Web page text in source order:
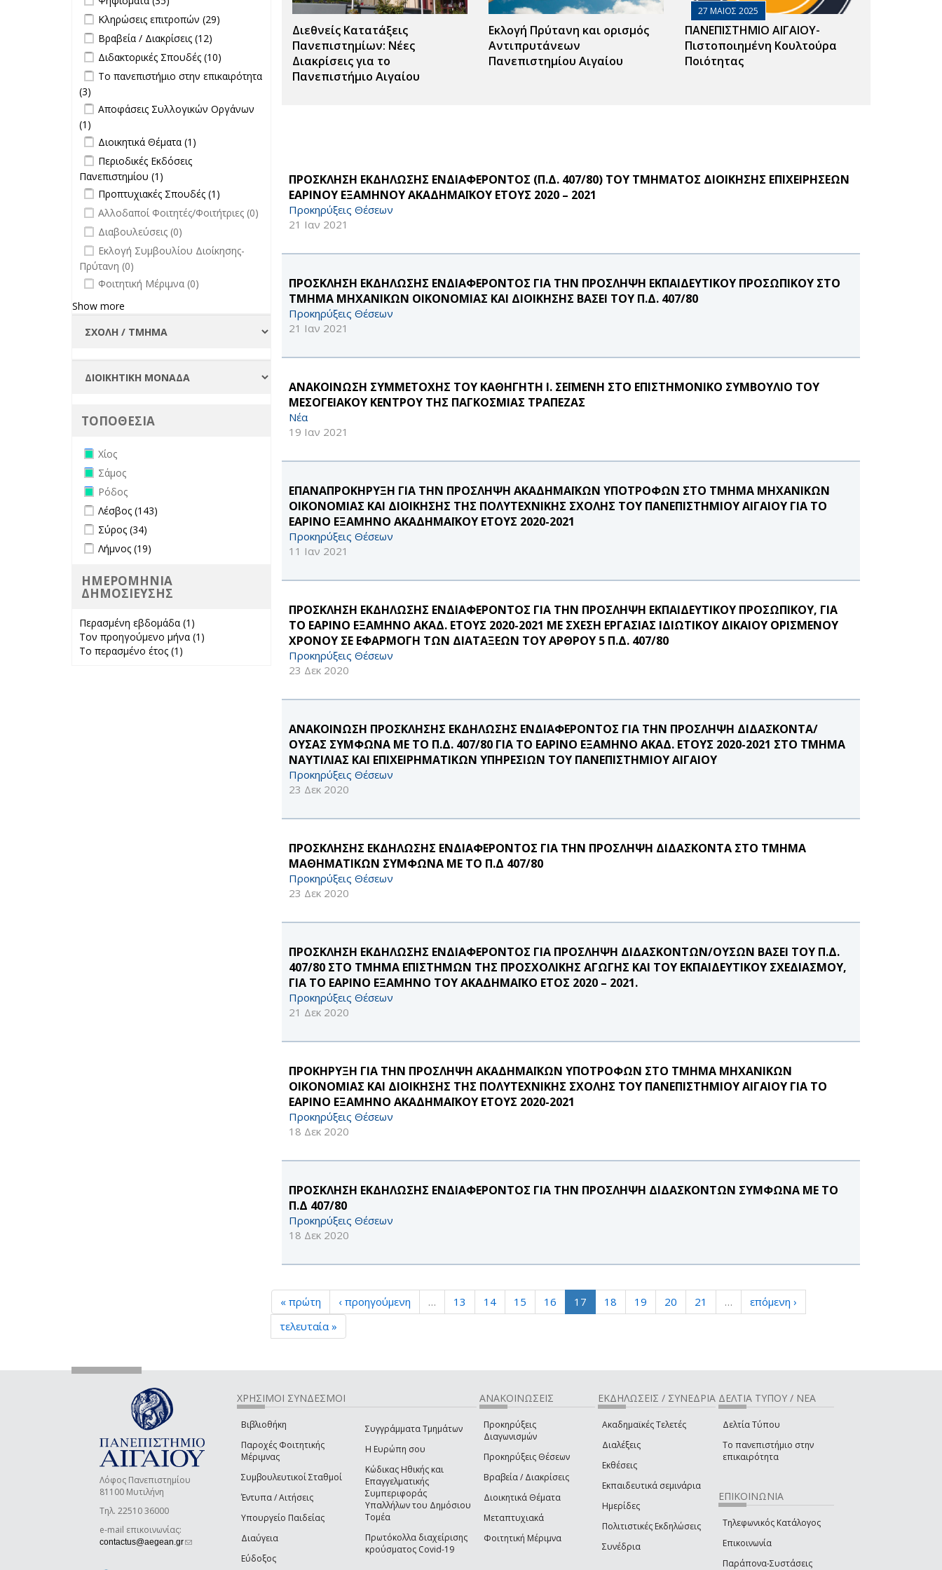
Διεθνείς Κατατάξεις
Πανεπιστημίων: Νέες
Διακρίσεις για το
Πανεπιστήμιο Αιγαίου
Εκλογή Πρύτανη και ορισμός
Αντιπρυτάνεων
Πανεπιστημίου Αιγαίου
27 ΜΑΙΟΣ 2025
ΠΑΝΕΠΙΣΤΗΜΙΟ ΑΙΓΑΙΟΥ-
Πιστοποιημένη Κουλτούρα
Ποιότητας
ΠΡΟΣΚΛΗΣΗ ΕΚΔΗΛΩΣΗΣ ΕΝΔΙΑΦΕΡΟΝΤΟΣ (Π.Δ. 407/80) ΤΟΥ ΤΜΗΜΑΤΟΣ ΔΙΟΙΚΗΣΗΣ ΕΠΙΧΕΙΡΗΣΕΩΝ
ΕΑΡΙΝΟΥ ΕΞΑΜΗΝΟΥ ΑΚΑΔΗΜΑΪΚΟΥ ΕΤΟΥΣ 2020 – 2021
Προκηρύξεις Θέσεων
21 Ιαν 2021
ΠΡΟΣΚΛΗΣΗ ΕΚΔΗΛΩΣΗΣ ΕΝΔΙΑΦΕΡΟΝΤΟΣ ΓΙΑ ΤΗΝ ΠΡΟΣΛΗΨΗ ΕΚΠΑΙΔΕΥΤΙΚΟΥ ΠΡΟΣΩΠΙΚΟΥ ΣΤΟ
ΤΜΗΜΑ ΜΗΧΑΝΙΚΩΝ ΟΙΚΟΝΟΜΙΑΣ ΚΑΙ ΔΙΟΙΚΗΣΗΣ ΒΑΣΕΙ ΤΟΥ Π.Δ. 407/80
Προκηρύξεις Θέσεων
21 Ιαν 2021
ΑΝΑΚΟΙΝΩΣΗ ΣΥΜΜΕΤΟΧΗΣ ΤΟΥ ΚΑΘΗΓΗΤΗ Ι. ΣΕΪΜΕΝΗ ΣΤΟ ΕΠΙΣΤΗΜΟΝΙΚΟ ΣΥΜΒΟΥΛΙΟ ΤΟΥ
ΜΕΣΟΓΕΙΑΚΟΥ ΚΕΝΤΡΟΥ ΤΗΣ ΠΑΓΚΟΣΜΙΑΣ ΤΡΑΠΕΖΑΣ
Νέα
19 Ιαν 2021
ΕΠΑΝΑΠΡΟΚΗΡΥΞΗ ΓΙΑ ΤΗΝ ΠΡΟΣΛΗΨΗ ΑΚΑΔΗΜΑΪΚΩΝ ΥΠΟΤΡΟΦΩΝ ΣΤΟ ΤΜΗΜΑ ΜΗΧΑΝΙΚΩΝ
ΟΙΚΟΝΟΜΙΑΣ ΚΑΙ ΔΙΟΙΚΗΣΗΣ ΤΗΣ ΠΟΛΥΤΕΧΝΙΚΗΣ ΣΧΟΛΗΣ ΤΟΥ ΠΑΝΕΠΙΣΤΗΜΙΟΥ ΑΙΓΑΙΟΥ ΓΙΑ ΤΟ
ΕΑΡΙΝΟ ΕΞΑΜΗΝΟ ΑΚΑΔΗΜΑΪΚΟΥ ΕΤΟΥΣ 2020-2021
Προκηρύξεις Θέσεων
11 Ιαν 2021
ΠΡΟΣΚΛΗΣΗ ΕΚΔΗΛΩΣΗΣ ΕΝΔΙΑΦΕΡΟΝΤΟΣ ΓΙΑ ΤΗΝ ΠΡΟΣΛΗΨΗ ΕΚΠΑΙΔΕΥΤΙΚΟΥ ΠΡΟΣΩΠΙΚΟΥ, ΓΙΑ
ΤΟ ΕΑΡΙΝΟ ΕΞΑΜΗΝΟ ΑΚΑΔ. ΕΤΟΥΣ 2020-2021 ΜΕ ΣΧΕΣΗ ΕΡΓΑΣΙΑΣ ΙΔΙΩΤΙΚΟΥ ΔΙΚΑΙΟΥ ΟΡΙΣΜΕΝΟΥ
ΧΡΟΝΟΥ ΣΕ ΕΦΑΡΜΟΓΗ ΤΩΝ ΔΙΑΤΑΞΕΩΝ ΤΟΥ ΑΡΘΡΟΥ 5 Π.Δ. 407/80
Προκηρύξεις Θέσεων
23 Δεκ 2020
ΑΝΑΚΟΙΝΩΣΗ ΠΡΟΣΚΛΗΣΗΣ ΕΚΔΗΛΩΣΗΣ ΕΝΔΙΑΦΕΡΟΝΤΟΣ ΓΙΑ ΤΗΝ ΠΡΟΣΛΗΨΗ ΔΙΔΑΣΚΟΝΤΑ/
ΟΥΣΑΣ ΣΥΜΦΩΝΑ ΜΕ ΤΟ Π.Δ. 407/80 ΓΙΑ ΤΟ ΕΑΡΙΝΟ ΕΞΑΜΗΝΟ ΑΚΑΔ. ΕΤΟΥΣ 2020-2021 ΣΤΟ ΤΜΗΜΑ
ΝΑΥΤΙΛΙΑΣ ΚΑΙ ΕΠΙΧΕΙΡΗΜΑΤΙΚΩΝ ΥΠΗΡΕΣΙΩΝ ΤΟΥ ΠΑΝΕΠΙΣΤΗΜΙΟΥ ΑΙΓΑΙΟΥ
Προκηρύξεις Θέσεων
23 Δεκ 2020
ΠΡΟΣΚΛΗΣΗΣ ΕΚΔΗΛΩΣΗΣ ΕΝΔΙΑΦΕΡΟΝΤΟΣ ΓΙΑ ΤΗΝ ΠΡΟΣΛΗΨΗ ΔΙΔΑΣKONTA ΣΤΟ ΤΜΗΜΑ
ΜΑΘΗΜΑΤΙΚΩΝ ΣΥΜΦΩΝΑ ΜΕ ΤΟ Π.Δ 407/80
Προκηρύξεις Θέσεων
23 Δεκ 2020
ΠΡΟΣΚΛΗΣΗ ΕΚΔΗΛΩΣΗΣ ΕΝΔΙΑΦΕΡΟΝΤΟΣ ΓΙΑ ΠΡΟΣΛΗΨΗ ΔΙΔΑΣΚΟΝΤΩΝ/ΟΥΣΩΝ ΒΑΣΕΙ ΤΟΥ Π.Δ.
407/80 ΣΤΟ ΤΜΗΜΑ ΕΠΙΣΤΗΜΩΝ ΤΗΣ ΠΡΟΣΧΟΛΙΚΗΣ ΑΓΩΓΗΣ ΚΑΙ ΤΟΥ ΕΚΠΑΙΔΕΥΤΙΚΟΥ ΣΧΕΔΙΑΣΜΟΥ,
ΓΙΑ ΤΟ ΕΑΡΙΝΟ ΕΞΑΜΗΝΟ ΤΟΥ ΑΚΑΔΗΜΑΪΚΟ ΕΤΟΣ 2020 – 2021.
Προκηρύξεις Θέσεων
21 Δεκ 2020
ΠΡΟΚΗΡΥΞΗ ΓΙΑ ΤΗΝ ΠΡΟΣΛΗΨΗ ΑΚΑΔΗΜΑΪΚΩΝ ΥΠΟΤΡΟΦΩΝ ΣΤΟ ΤΜΗΜΑ ΜΗΧΑΝΙΚΩΝ
ΟΙΚΟΝΟΜΙΑΣ ΚΑΙ ΔΙΟΙΚΗΣΗΣ ΤΗΣ ΠΟΛΥΤΕΧΝΙΚΗΣ ΣΧΟΛΗΣ ΤΟΥ ΠΑΝΕΠΙΣΤΗΜΙΟΥ ΑΙΓΑΙΟΥ ΓΙΑ ΤΟ
ΕΑΡΙΝΟ ΕΞΑΜΗΝΟ ΑΚΑΔΗΜΑΪΚΟΥ ΕΤΟΥΣ 2020-2021
Προκηρύξεις Θέσεων
18 Δεκ 2020
ΠΡΟΣΚΛΗΣΗ ΕΚΔΗΛΩΣΗΣ ΕΝΔΙΑΦΕΡΟΝΤΟΣ ΓΙΑ ΤΗΝ ΠΡΟΣΛΗΨΗ ΔΙΔΑΣΚΟΝΤΩΝ ΣΥΜΦΩΝΑ ΜΕ ΤΟ
Π.Δ 407/80
Προκηρύξεις Θέσεων
18 Δεκ 2020
« πρώτη ‹ προηγούμενη … 13 14 15 16 17 18 19 20 21 …
επόμενη ›
τελευταία »
Σπουδές filter
Apply Κληρώσεις επιτροπών filter
Κληρώσεις επιτροπών (29)
filter
Apply Βραβεία / Διακρίσεις filter
Βραβεία / Διακρίσεις (12)
Διακρίσεις
filter
Apply Διδακτορικές Σπουδές filter
Διδακτορικές Σπουδές (10)
Σπουδές
Apply Το πανεπιστήμιο στην
επικαιρότητα filter
Το πανεπιστήμιο στην επικαιρότητα
(3)
επικαιρότητα filter
Apply Αποφάσεις Συλλογικών
Οργάνων filter
Αποφάσεις Συλλογικών Οργάνων
(1)
Οργάνων filter
Apply Διοικητικά Θέματα filter
Διοικητικά Θέματα (1)
Apply Περιοδικές Εκδόσεις
Πανεπιστημίου filter
Περιοδικές Εκδόσεις
Πανεπιστημίου (1)
Εκδόσεις
Πανεπιστημίου filter
Apply Προπτυχιακές Σπουδές filter
Προπτυχιακές Σπουδές (1)
Σπουδές filter
undefined
Αλλοδαποί Φοιτητές/Φοιτήτριες (0)
undefined
Διαβουλεύσεις (0)
undefined
Εκλογή Συμβουλίου Διοίκησης-
Πρύτανη (0)
undefined
Φοιτητική Μέριμνα (0)
Show more
ΤΟΠΟΘΕΣΙΑ
Remove Χίος filter
Χίος
Remove Σάμος filter
Σάμος
Remove Ρόδος filter
Ρόδος
Apply Λέσβος filter
Λέσβος (143)
Apply Σύρος filter
Σύρος (34)
Apply Λήμνος filter
Λήμνος (19)
ΗΜΕΡΟΜΗΝΙΑ
ΔΗΜΟΣΙΕΥΣΗΣ
Περασμένη εβδομάδα (1)
Περασμένη
Τον προηγούμενο μήνα (1)
Το περασμένο έτος (1)
Λόφος Πανεπιστημίου
81100 Μυτιλήνη
Τηλ. 22510 36000
e-mail επικοινωνίας:
contactus@aegean.gr(link sends e-mail)
ΧΡΗΣΙΜΟΙ ΣΥΝΔΕΣΜΟΙ
Βιβλιοθήκη
Παροχές Φοιτητικής
Μέριμνας
Συμβουλευτικοί Σταθμοί
Έντυπα / Αιτήσεις
Υπουργείο Παιδείας
Διαύγεια
Εύδοξος
Συγγράμματα Τμημάτων
Η Ευρώπη σου
Κώδικας Ηθικής και
Επαγγελματικής
Συμπεριφοράς
Υπαλλήλων του Δημόσιου
Τομέα
Πρωτόκολλα διαχείρισης
κρούσματος Covid-19
ΑΝΑΚΟΙΝΩΣΕΙΣ
Προκηρύξεις
Διαγωνισμών
Προκηρύξεις Θέσεων
Βραβεία / Διακρίσεις
Διοικητικά Θέματα
Μεταπτυχιακά
Φοιτητική Μέριμνα
ΕΚΔΗΛΩΣΕΙΣ / ΣΥΝΕΔΡΙΑ
Ακαδημαϊκές Τελετές
Διαλέξεις
Εκθέσεις
Εκπαιδευτικά σεμινάρια
Ημερίδες
Πολιτιστικές Εκδηλώσεις
Συνέδρια
ΔΕΛΤΙΑ ΤΥΠΟΥ / ΝΕΑ
Δελτία Τύπου
Το πανεπιστήμιο στην
επικαιρότητα
ΕΠΙΚΟΙΝΩΝΙΑ
Τηλεφωνικός Κατάλογος
Επικοινωνία
Παράπονα-Συστάσεις